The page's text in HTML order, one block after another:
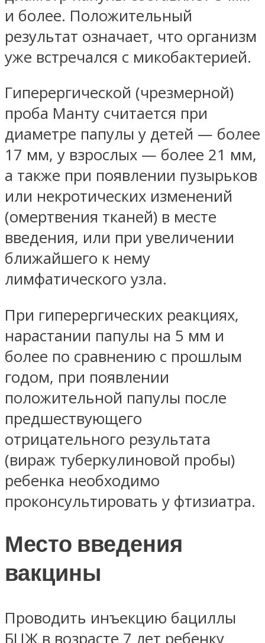
и более. Положительный
результат означает, что организм
уже встречался с микобактерией.
Гиперергической (чрезмерной)
проба Манту считается при
диаметре папулы у детей — более
17 мм, у взрослых — более 21 мм,
а также при появлении пузырьков
или некротических изменений
(омертвения тканей) в месте
введения, или при увеличении
ближайшего к нему
лимфатического узла.
При гиперергических реакциях,
нарастании папулы на 5 мм и
более по сравнению с прошлым
годом, при появлении
положительной папулы после
предшествующего
отрицательного результата
(вираж туберкулиновой пробы)
ребенка необходимо
проконсультировать у фтизиатра.
Место введения
вакцины
Проводить инъекцию бациллы
БЦЖ в возрасте 7 лет ребенку